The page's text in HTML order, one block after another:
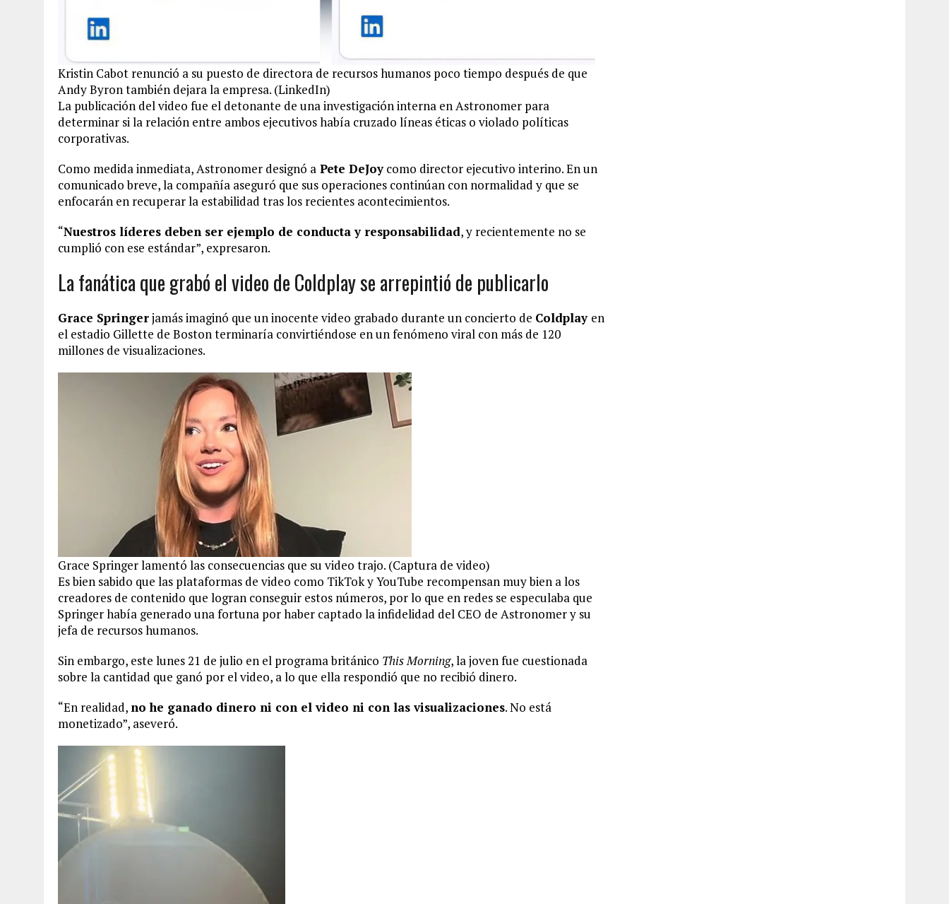
Kristin Cabot renunció a su puesto de directora de recursos humanos poco tiempo después de que
Andy Byron también dejara la empresa. (LinkedIn)
La publicación del video fue el detonante de una investigación interna en Astronomer para
determinar si la relación entre ambos ejecutivos había cruzado líneas éticas o violado políticas
corporativas.
Como medida inmediata, Astronomer designó a Pete DeJoycomo director ejecutivo interino. En un
comunicado breve, la compañía aseguró que sus operaciones continúan con normalidad y que se
enfocarán en recuperar la estabilidad tras los recientes acontecimientos.
“Nuestros líderes deben ser ejemplo de conducta y responsabilidad, y recientemente no se
cumplió con ese estándar”, expresaron.
La fanática que grabó el video de Coldplay se arrepintió de publicarlo
Grace Springerjamás imaginó que un inocente video grabado durante un concierto de Coldplay en
el estadio Gillette de Boston terminaría convirtiéndose en un fenómeno viral con más de 120
millones de visualizaciones.
Grace Springer lamentó las consecuencias que su video trajo. (Captura de video)
Es bien sabido que las plataformas de video como TikTok y YouTube recompensan muy bien a los
creadores de contenido que logran conseguir estos números, por lo que en redes se especulaba que
Springer había generado una fortuna por haber captado la infidelidad del CEO de Astronomer y su
jefa de recursos humanos.
Sin embargo, este lunes 21 de julio en el programa británico This Morning, la joven fue cuestionada
sobre la cantidad que ganó por el video, a lo que ella respondió que no recibió dinero.
“En realidad, no he ganado dinero ni con el video ni con las visualizaciones. No está
monetizado”, aseveró.